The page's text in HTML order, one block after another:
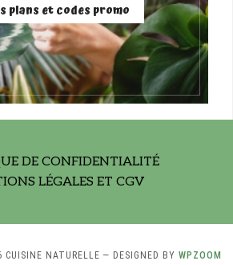
plans et codes promo
DE CONFIDENTIALITÉ
LÉGALES ET CGV
NATURELLE — DESIGNED BY WPZOOM